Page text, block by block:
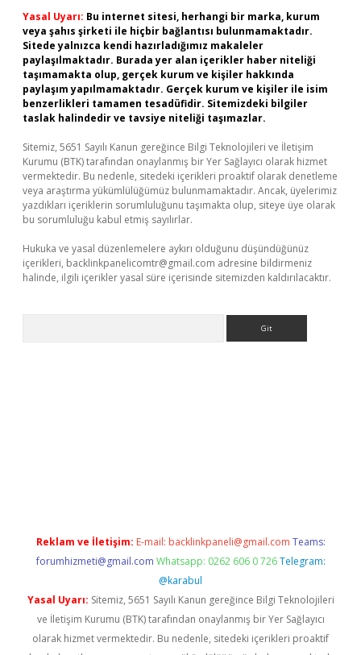
Yasal Uyarı: Bu internet sitesi, herhangi bir marka, kurum
veya şahıs şirketi ile hiçbir bağlantısı bulunmamaktadır.
Sitede yalnızca kendi hazırladığımız makaleler
paylaşılmaktadır. Burada yer alan içerikler haber niteliği
taşımamakta olup, gerçek kurum ve kişiler hakkında
paylaşım yapılmamaktadır. Gerçek kurum ve kişiler ile isim
benzerlikleri tamamen tesadüfidir. Sitemizdeki bilgiler
taslak halindedir ve tavsiye niteliği taşımazlar.
Sitemiz, 5651 Sayılı Kanun gereğince Bilgi Teknolojileri ve İletişim
Kurumu (BTK) tarafından onaylanmış bir Yer Sağlayıcı olarak hizmet
vermektedir. Bu nedenle, sitedeki içerikleri proaktif olarak denetleme
veya araştırma yükümlülüğümüz bulunmamaktadır. Ancak, üyelerimiz
yazdıkları içeriklerin sorumluluğunu taşımakta olup, siteye üye olarak
bu sorumluluğu kabul etmiş sayılırlar.
Hukuka ve yasal düzenlemelere aykırı olduğunu düşündüğünüz
içerikleri, backlinkpanelicomtr@gmail.com adresine bildirmeniz
halinde, ilgili içerikler yasal süre içerisinde sitemizden kaldırılacaktır.
Reklam ve İletişim: E-mail: backlinkpaneli@gmail.com Teams:
forumhizmeti@gmail.com Whatsapp: 0262 606 0 726 Telegram:
@karabul
Yasal Uyarı: Sitemiz, 5651 Sayılı Kanun gereğince Bilgi Teknolojileri
ve İletişim Kurumu (BTK) tarafından onaylanmış bir Yer Sağlayıcı
olarak hizmet vermektedir. Bu nedenle, sitedeki içerikleri proaktif